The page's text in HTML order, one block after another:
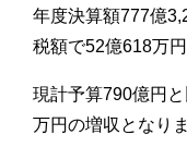
年度決算額777億
税額で52億618万
現計予算790億円
万円の増収となり